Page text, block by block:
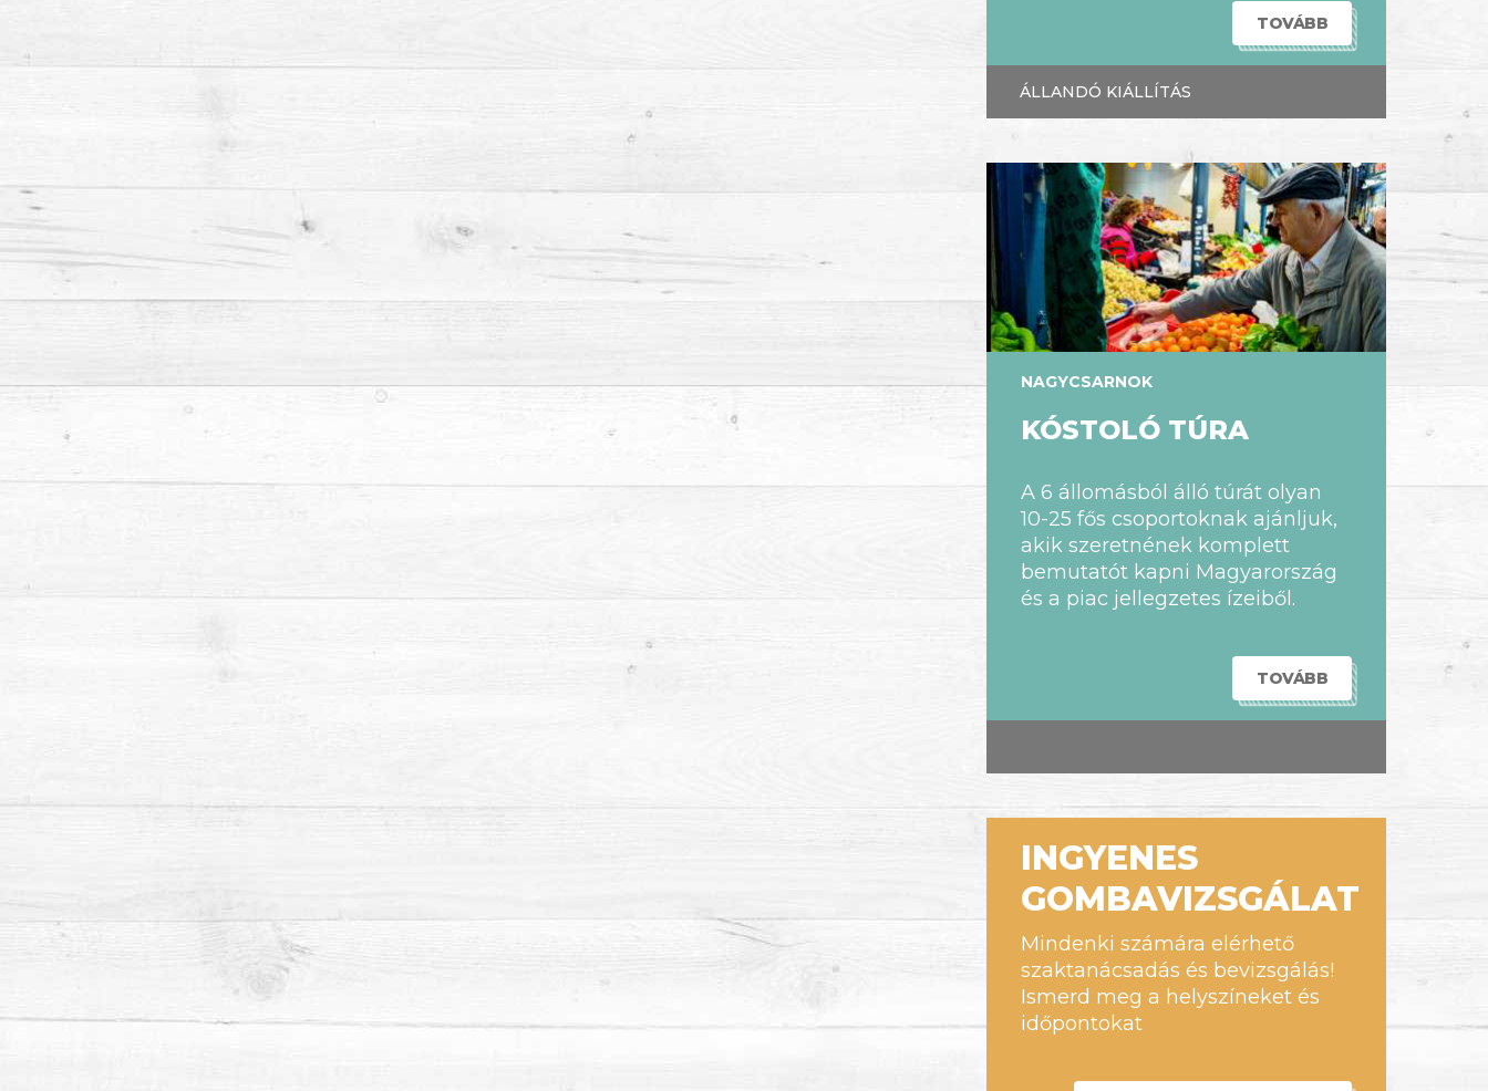
TOVÁBB
ÁLLANDÓ KIÁLLÍTÁS
NAGYCSARNOK
KÓSTOLÓ TÚRA
A 6 állomásból álló túrát olyan
10-25 fős csoportoknak ajánljuk,
akik szeretnének komplett
bemutatót kapni Magyarország
és a piac jellegzetes ízeiből.
TOVÁBB
INGYENES
GOMBAVIZSGÁLAT
Mindenki számára elérhető
szaktanácsadás és bevizsgálás!
Ismerd meg a helyszíneket és
időpontokat